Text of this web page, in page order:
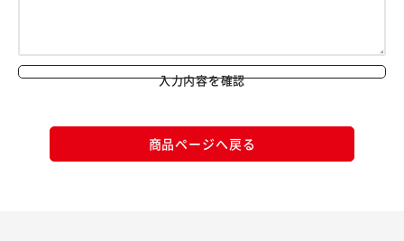
入力内容を確認
商品ページへ戻る